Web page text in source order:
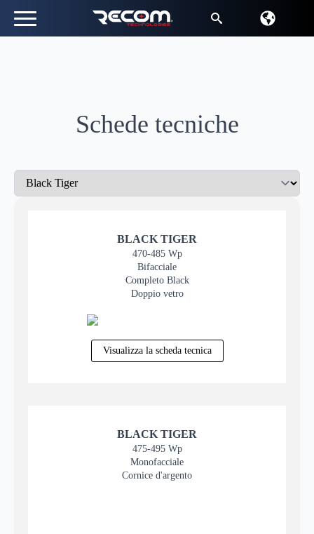
Schede tecniche
BLACK TIGER
470-485 Wp
Bifacciale
Completo Black
Doppio vetro
Visualizza la scheda tecnica
BLACK TIGER
475-495 Wp
Monofacciale
Cornice d'argento